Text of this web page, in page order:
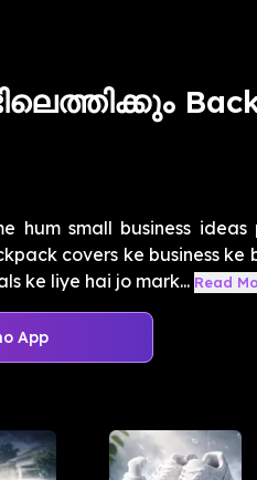
hum small business
covers ke business ke
ke liye hai jo mark... Read
App